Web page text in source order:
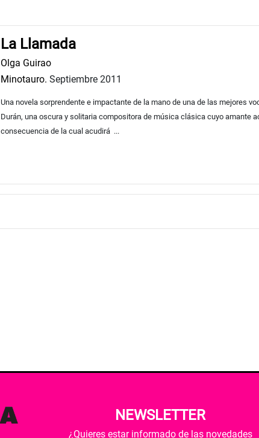
La Llamada
Olga Guirao
Minotauro. Septiembre 2011
Una novela sorprendente e impactante de la mano de una de las mejores
Durán, una oscura y solitaria compositora de música clásica cuyo amante
consecuencia de la cual acudirá ...
NEWSLETTER
¿Quieres estar informado de las novedades